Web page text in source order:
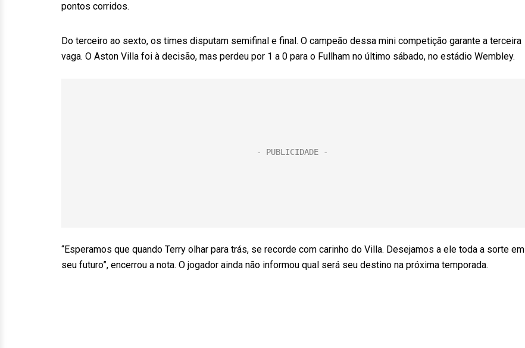
pontos corridos.
Do terceiro ao sexto, os times disputam semifinal e final. O campeão dessa mini competição garante a terceira
vaga. O Aston Villa foi à decisão, mas perdeu por 1 a 0 para o Fullham no último sábado, no estádio Wembley.
“Esperamos que quando Terry olhar para trás, se recorde com carinho do Villa. Desejamos a ele toda a sorte em
seu futuro”, encerrou a nota. O jogador ainda não informou qual será seu destino na próxima temporada.